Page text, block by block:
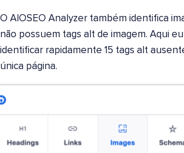
O AIOSEO Analyzer também identifica
não possuem tags alt de imagem. Aqui
identificar rapidamente 15 tags alt
única página.